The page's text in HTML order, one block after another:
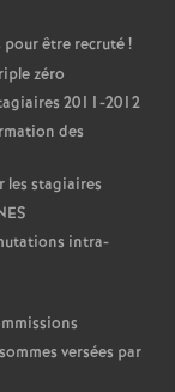
pour être recruté!
zéro
2011-2012
des
les stagiaires
intra-
versées par